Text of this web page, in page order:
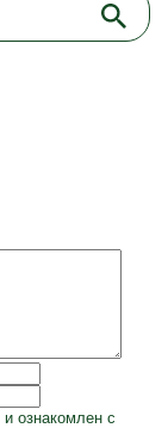
и ознакомлен с